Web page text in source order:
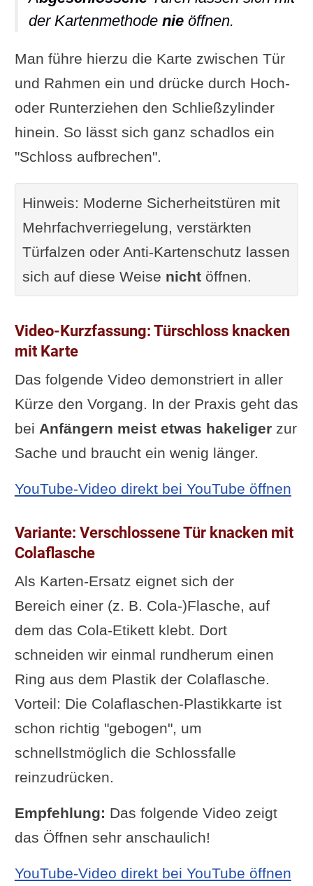
der Kartenmethode nieöffnen.
Man führe hierzu die Karte zwischen Tür
und Rahmen ein und drücke durch Hoch-
oder Runterziehen den Schließzylinder
hinein. So lässt sich ganz schadlos ein
"Schloss aufbrechen".
Hinweis: Moderne Sicherheitstüren mit
Mehrfachverriegelung, verstärkten
Türfalzen oder Anti-Kartenschutz lassen
sich auf diese Weise nichtöffnen.
Video-Kurzfassung: Türschloss knacken
mit Karte
Das folgende Video demonstriert in aller
Kürze den Vorgang. In der Praxis geht das
bei Anfängern meist etwas hakeligerzur
Sache und braucht ein wenig länger.
YouTube-Video direkt bei YouTube öffnen
Variante: Verschlossene Tür knacken mit
Colaflasche
Als Karten-Ersatz eignet sich der
Bereich einer (z. B. Cola-)Flasche, auf
dem das Cola-Etikett klebt. Dort
schneiden wir einmal rundherum einen
Ring aus dem Plastik der Colaflasche.
Vorteil: Die Colaflaschen-Plastikkarte ist
schon richtig "gebogen", um
schnellstmöglich die Schlossfalle
reinzudrücken.
Empfehlung: Das folgende Video zeigt
das Öffnen sehr anschaulich!
YouTube-Video direkt bei YouTube öffnen